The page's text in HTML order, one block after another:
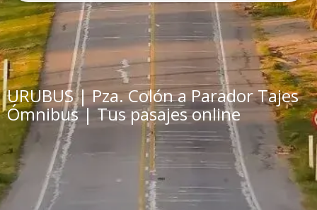
URUBUS | Pza. Colón a Parador Tajes
Ómnibus | Tus pasajes online